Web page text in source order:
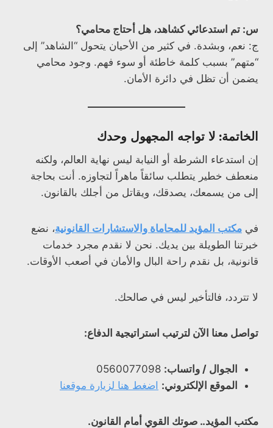
س: تم استدعائي كشاهد، هل أحتاج محامي؟
ج: نعم، وبشدة. في كثير من الأحيان يتحول “الشاهد” إلى
“متهم” بسبب كلمة خاطئة أو سوء فهم. وجود محامي
يضمن أن تظل في دائرة الأمان.
الخاتمة: لا تواجه المجهول وحدك
إن استدعاء الشرطة أو النيابة ليس نهاية العالم، ولكنه
منعطف خطير يتطلب سائقاً ماهراً لتجاوزه. أنت بحاجة
إلى من يسمعك، يصدقك، ويقاتل من أجلك بالقانون.
في مكتب المؤيد للمحاماة والاستشارات القانونية، نضع
خبرتنا الطويلة بين يديك. نحن لا نقدم مجرد خدمات
قانونية، بل نقدم راحة البال والأمان في أصعب الأوقات.
لا تتردد، فالتأخير ليس في صالحك.
تواصل معنا الآن لترتيب استراتيجية الدفاع:
الجوال / واتساب:
الموقع الإلكتروني: اضغط هنا لزيارة موقعنا
مكتب المؤيد.. صوتك القوي أمام القانون.